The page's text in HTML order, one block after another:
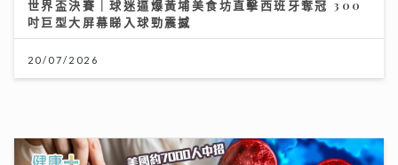
沙生菜寄生蟲危機！美國約7000人中招 清水洗唔走 3
步徹底洗走蟲蟲